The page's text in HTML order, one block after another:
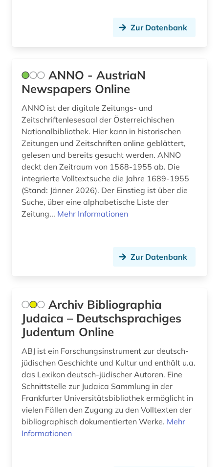
geschichte 1488-1630 (1)
geschichte 1535-1820 (1)
geschichte 1600-1995 (1)
geschichte 1650-1750 (1)
geschichte 1650-1800 (1)
geschichte 1685-1896 (1)
geschichte 1690-1783 (1)
geschichte 1765-1900 (1)
geschichte 1790-1920 (1)
geschichte 1945-2004 (1)
geschichte <1700-1800> (1)
geschichte <1700-1824> (1)
geschichte <1701-1800> (1)
geschichte des theater (1)
Zur Datenbank
ANNO - AustriaN
Newspapers Online
ANNO ist der digitale Zeitungs- und
Zeitschriftenlesesaal der Österreichischen
Nationalbibliothek. Hier kann in historischen
Zeitungen und Zeitschriften online geblättert,
gelesen und bereits gesucht werden. ANNO
deckt den Zeitraum von 1568-1955 ab. Die
integrierte Volltextsuche die Jahre 1689-1955
(Stand: Jänner 2026). Der Einstieg ist über die
Suche, über eine alphabetische Liste der
Zeitung... Mehr Informationen
Zur Datenbank
Archiv Bibliographia
Judaica – Deutschsprachiges
Judentum Online
ABJ ist ein Forschungsinstrument zur deutsch-
jüdischen Geschichte und Kultur und enthält u.a.
das Lexikon deutsch-jüdischer Autoren. Eine
Schnittstelle zur Judaica Sammlung in der
Frankfurter Universitätsbibliothek ermöglicht in
vielen Fällen den Zugang zu den Volltexten der
bibliographisch dokumentierten Werke. Mehr
Informationen